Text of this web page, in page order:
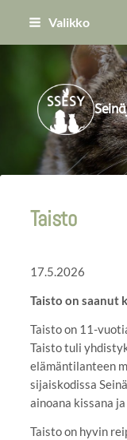
Siirry
Valikko
Taisto
17.5.2026
Taisto on saanut
Taisto on 11-
Taisto tuli
elämäntilanteen
sijaiskodissa
ainoana kissana
Taisto on hyvin